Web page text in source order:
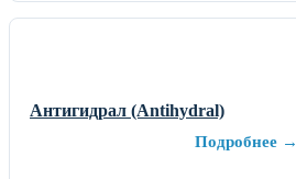
Антигидрал (Antihydral)
Подробнее →